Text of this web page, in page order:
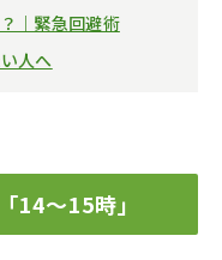
｜緊急回避術
人へ
14〜15時」